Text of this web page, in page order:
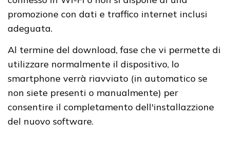
promozione con dati e traffico internet inclusi
adeguata.
Al termine del download, fase che vi permette di
utilizzare normalmente il dispositivo, lo
smartphone verrà riavviato (in automatico se
non siete presenti o manualmente) per
consentire il completamento dell'installazzione
del nuovo software.